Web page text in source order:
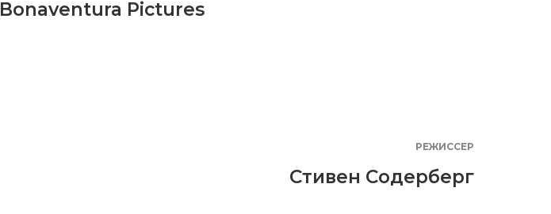
Bonaventura Pictures
РЕЖИССЕР
Стивен Содерберг